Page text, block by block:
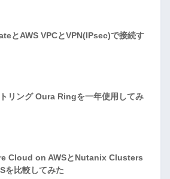
とAWS VPCとVPN(IPsec)で接続す
リング Oura Ringを一年使用してみ
Cloud on AWSとNutanix Clusters
を比較してみた